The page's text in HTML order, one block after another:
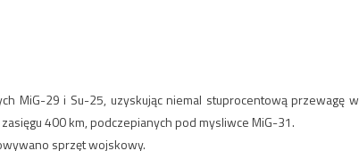
MiG-29 i Su-25, uzyskując niemal stuprocentową przewagę w
400 km, podczepianych pod mysliwce MiG-31.
sprzęt wojskowy.